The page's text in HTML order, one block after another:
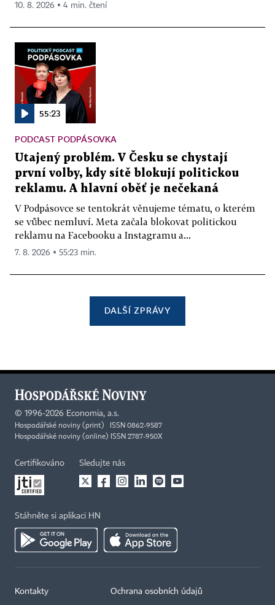
10. 8. 2026 ▪ 4 min. čtení
55:23
PODCAST PODPÁSOVKA
Utajený problém. V Česku se chystají
první volby, kdy sítě blokují politickou
reklamu. A hlavní oběť je nečekaná
V Podpásovce se tentokrát věnujeme tématu, o kterém
se vůbec nemluví. Meta začala blokovat politickou
reklamu na Facebooku a Instagramu a...
7. 8. 2026 ▪ 55:23 min.
DALŠÍ ZPRÁVY
© 1996-2026 Economia, a.s.
Hospodářské noviny (print) ISSN 0862-9587
Hospodářské noviny (online) ISSN 2787-950X
Certifikováno Sledujte nás
Stáhněte si aplikaci HN
Kontakty Ochrana osobních údajů